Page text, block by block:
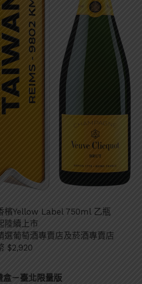
檳Yellow Label 750ml 乙瓶
陸續上市
選葡萄酒專賣店及菸酒專賣店
$2,920
盒－臺北限量版